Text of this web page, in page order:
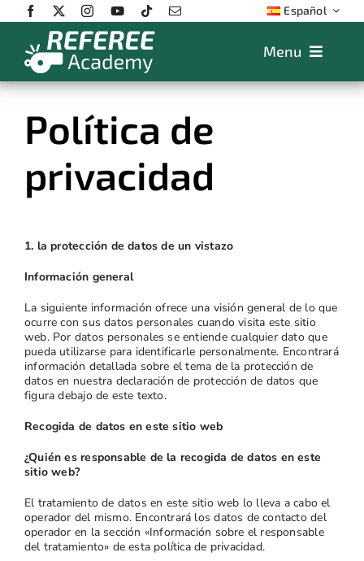
to
Español
Menu
Características
Precios
Educación
Política de
privacidad
1. la protección de datos de un vistazo
Información general
La siguiente información ofrece una visión general de lo que
ocurre con sus datos personales cuando visita este sitio
web. Por datos personales se entiende cualquier dato que
pueda utilizarse para identificarle personalmente. Encontrará
información detallada sobre el tema de la protección de
datos en nuestra declaración de protección de datos que
figura debajo de este texto.
Recogida de datos en este sitio web
¿Quién es responsable de la recogida de datos en este
sitio web?
El tratamiento de datos en este sitio web lo lleva a cabo el
operador del mismo. Encontrará los datos de contacto del
operador en la sección «Información sobre el responsable
del tratamiento» de esta política de privacidad.